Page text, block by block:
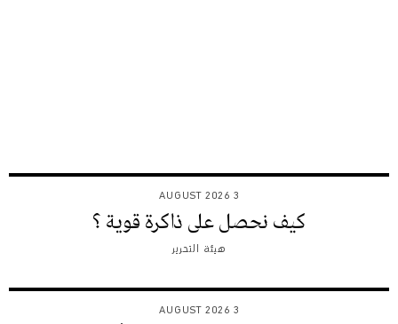
3 AUGUST 2026
كيف نحصل على ذاكرة قوية ؟
هيئة التحرير
3 AUGUST 2026